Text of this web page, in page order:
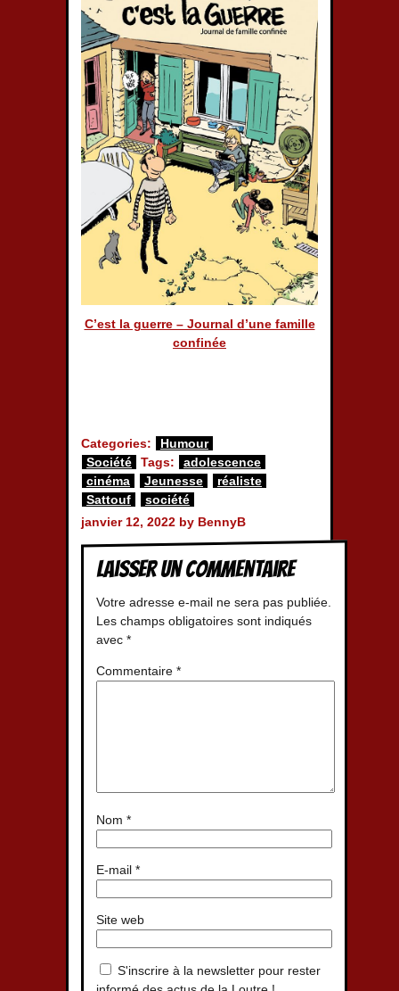
C’est la guerre – Journal d’une famille
confinée
Categories:
Humour
Société
Tags:
adolescence
cinéma
Jeunesse
réaliste
Sattouf
société
janvier 12, 2022 by BennyB
Laisser un commentaire
Votre adresse e-mail ne sera pas publiée.
Les champs obligatoires sont indiqués
avec *
Commentaire *
Nom *
E-mail *
Site web
S'inscrire à la newsletter pour rester